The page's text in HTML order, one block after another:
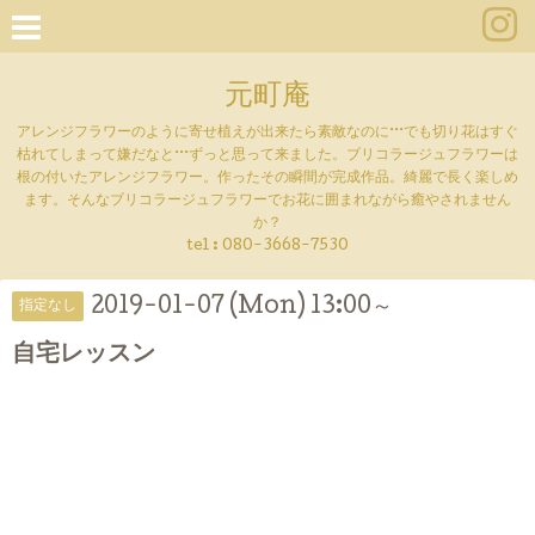
元町庵
アレンジフラワーのように寄せ植えが出来たら素敵なのに···でも切り花はすぐ
枯れてしまって嫌だなと···ずっと思って来ました。ブリコラージュフラワーは
根の付いたアレンジフラワー。作ったその瞬間が完成作品。綺麗で長く楽しめ
ます。そんなブリコラージュフラワーでお花に囲まれながら癒やされません
か？
tel : 080-3668-7530
指定なし 2019-01-07 (Mon) 13:00～
自宅レッスン